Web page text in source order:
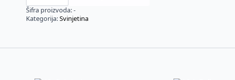
nudlama
i
povrćem
Šifra proizvoda:-
Kategorija:Svinjetina